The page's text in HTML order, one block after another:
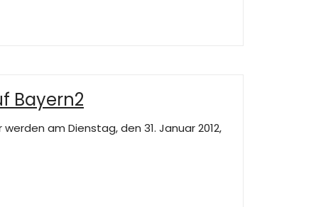
Bayern2
am Dienstag, den 31. Januar 2012,